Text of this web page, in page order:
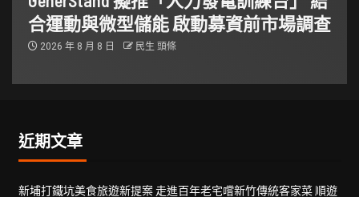
合運動與微型儲能 啟動募資前市場調查
2026 年 8 月 8 日 民生 頭條
近期文章
新埔打鐵坑美食旅遊新提案 走進百年老宅嚐新竹傳統客家菜 順遊